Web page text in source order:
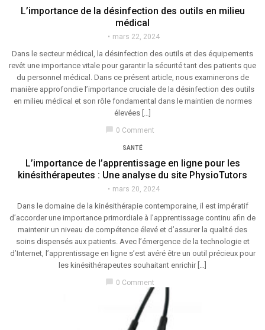
L’importance de la désinfection des outils en milieu
médical
mars 22, 2024
Dans le secteur médical, la désinfection des outils et des équipements
revêt une importance vitale pour garantir la sécurité tant des patients que
du personnel médical. Dans ce présent article, nous examinerons de
manière approfondie l’importance cruciale de la désinfection des outils
en milieu médical et son rôle fondamental dans le maintien de normes
élevées […]
chat_bubble 0 Comment
SANTÉ
L’importance de l’apprentissage en ligne pour les
kinésithérapeutes : Une analyse du site PhysioTutors
mars 20, 2024
Dans le domaine de la kinésithérapie contemporaine, il est impératif
d’accorder une importance primordiale à l’apprentissage continu afin de
maintenir un niveau de compétence élevé et d’assurer la qualité des
soins dispensés aux patients. Avec l’émergence de la technologie et
d’Internet, l’apprentissage en ligne s’est avéré être un outil précieux pour
les kinésithérapeutes souhaitant enrichir […]
chat_bubble 0 Comment